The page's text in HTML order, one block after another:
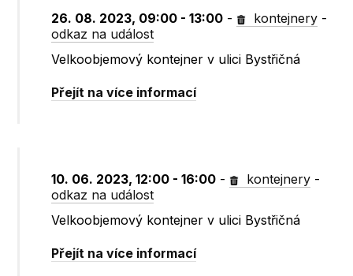
26. 08. 2023, 09:00 - 13:00 - kontejnery -
odkaz na událost
Velkoobjemový kontejner v ulici Bystřičná
Přejít na více informací
10. 06. 2023, 12:00 - 16:00 - kontejnery -
odkaz na událost
Velkoobjemový kontejner v ulici Bystřičná
Přejít na více informací